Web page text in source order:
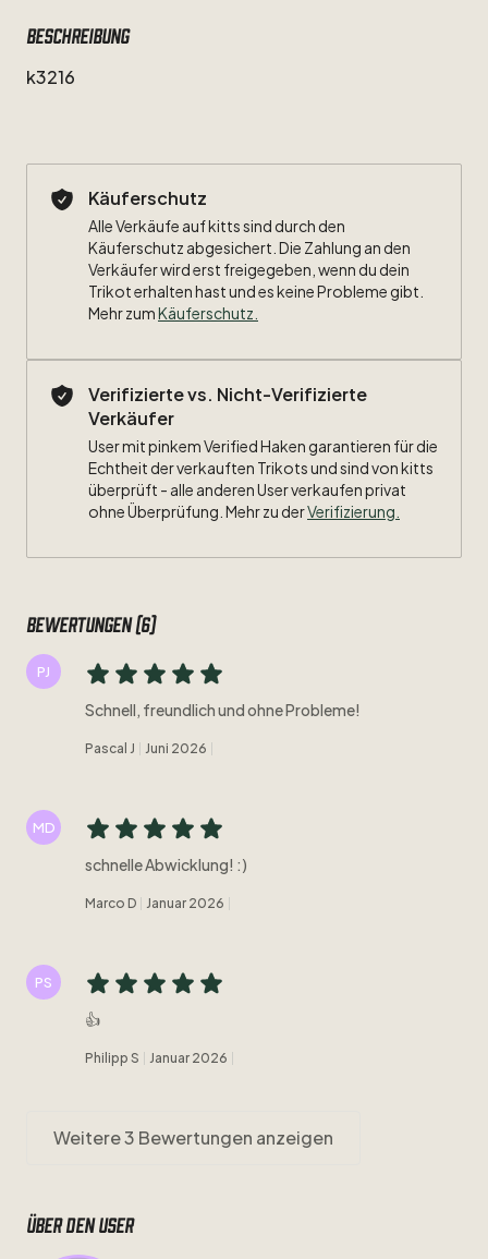
Beschreibung
k3216
Käuferschutz
Alle Verkäufe auf kitts sind durch den
Käuferschutz abgesichert. Die Zahlung an den
Verkäufer wird erst freigegeben, wenn du dein
Trikot erhalten hast und es keine Probleme gibt.
Mehr zumKäuferschutz
Verifizierte vs. Nicht-Verifizierte
Verkäufer
User mit pinkem Verified Haken garantieren für die
Echtheit der verkauften Trikots und sind von kitts
überprüft - alle anderen User verkaufen privat
ohne Überprüfung. Mehr zu derVerifizierung.
Bewertungen (6)
PJ
Schnell, freundlich und ohne Probleme!
Pascal J Juni 2026
MD
schnelle Abwicklung! :)
Marco D Januar 2026
PS
👍
Philipp S Januar 2026
Weitere 3 Bewertungen anzeigen
Über den user